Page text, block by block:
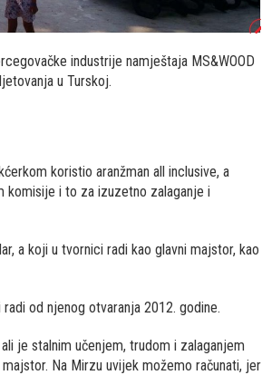
industrije namještaja MS&WOOD
u Turskoj.
koristio aranžman all inclusive, a
komisije i to za izuzetno zalaganje i
a koji u tvornici radi kao glavni majstor, kao
od njenog otvaranja 2012. godine.
je stalnim učenjem, trudom i zalaganjem
Na Mirzu uvijek možemo računati, jer